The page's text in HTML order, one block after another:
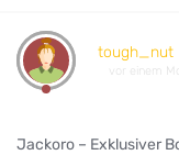
tough_nut
vor einem
Jackoro – Exklusiver